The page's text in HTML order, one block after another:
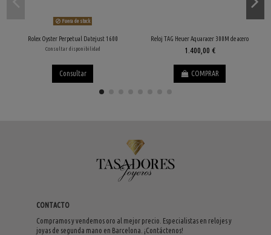
Fuera de stock
Rolex Oyster Perpetual Datejust 1600
Consultar disponibilidad
Consultar
Reloj TAG Heuer Aquaracer 300M de acero
1.400,00 €
COMPRAR
CONTACTO
Compramos y vendemos oro al mejor precio. Especialistas en relojes y
joyas de segunda mano en Barcelona. ¡Contáctenos!